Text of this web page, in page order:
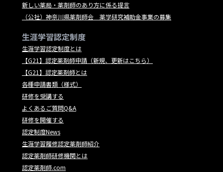
新しい薬局・薬剤師のあり方に係る提言
（公社）神奈川県薬剤師会 薬学研究補助金事業の募集
生涯学習認定制度
生涯学習認定制度とは
【G21】認定薬剤師申請（新規、更新はこちら）
【G21】認定薬剤師とは
各種申請書類（様式）
研修を受講する
よくあるご質問Q&A
研修を開催する
認定制度News
生涯学習履修認定薬剤師紹介
認定薬剤師研修機関とは
認定薬剤師.com